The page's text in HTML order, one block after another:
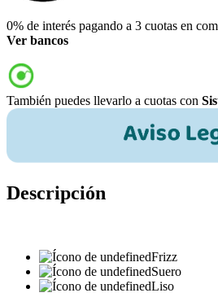
0% de interés pagando a 3 cuotas en
Ver bancos
También puedes llevarlo a cuotas con
Descripción
Frizz
Suero
Liso